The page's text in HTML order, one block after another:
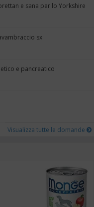
e sana per lo Yorkshire
sx
e pancreatico
Visualizza tutte le domande